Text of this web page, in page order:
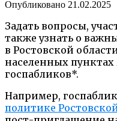
Опубликовано 21.02.2025
Задать вопросы,
также узнать о
в Ростовской
населенных пунктах
госпабликов*.
Например, госпаблик
политике